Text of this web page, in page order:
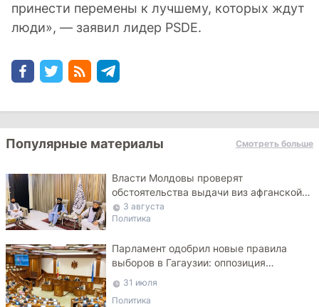
принести перемены к лучшему, которых ждут
люди», — заявил лидер PSDE.
Популярные материалы Смотреть больше
Власти Молдовы проверят
обстоятельства выдачи виз афганской
делегации
3 августа
Политика
Парламент одобрил новые правила
выборов в Гагаузии: оппозиция
критикует законопроект
31 июля
Политика